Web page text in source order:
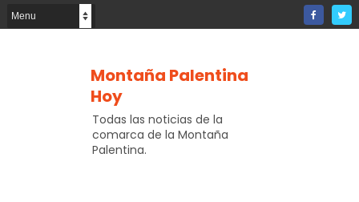
Montaña Palentina
Hoy
Todas las noticias de la
comarca de la Montaña
Palentina.